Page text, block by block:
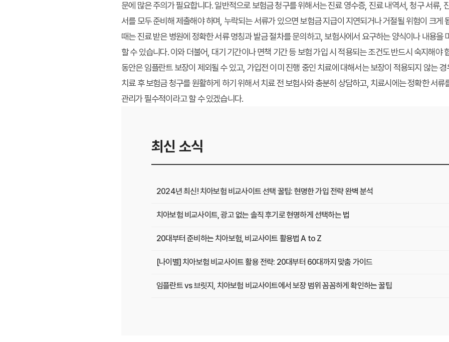
문에 많은 주의가 필요합니다. 일반적으로 보험금 청구를 위해서는 진료 영수증, 진료 내역서, 청구 서류,
서를 모두 준비해 제출해야 하며, 누락되는 서류가 있으면 보험금 지급이 지연되거나 거절될 위험이 크게
때는 진료 받은 병원에 정확한 서류 명칭과 발금 절차를 문의하고, 보험사에서 요구하는 양식이나 내용을
할 수 있습니다. 이와 더불어, 대기 기간이나 면책 기간 등 보험 가입 시 적용되는 조건도 반드시 숙지해야
동안은 임플란트 보장이 제외될 수 있고, 가입전 이미 진행 중인 치료에 대해서는 보장이 적용되지 않는
치료 후 보험금 청구를 원활하게 하기 위해서 치료 전 보험사와 충분히 상담하고, 치료시에는 정확한 서
관리가 필수적이라고 할 수 있겠습니다.
최신 소식
2024년 최신! 치아보험 비교사이트 선택 꿀팁: 현명한 가입 전략 완벽 분석
치아보험 비교사이트, 광고 없는 솔직 후기로 현명하게 선택하는 법
20대부터 준비하는 치아보험, 비교사이트 활용법 A to Z
[나이별] 치아보험 비교사이트 활용 전략: 20대부터 60대까지 맞춤 가이드
임플란트 vs 브릿지, 치아보험 비교사이트에서 보장 범위 꼼꼼하게 확인하는 꿀팁